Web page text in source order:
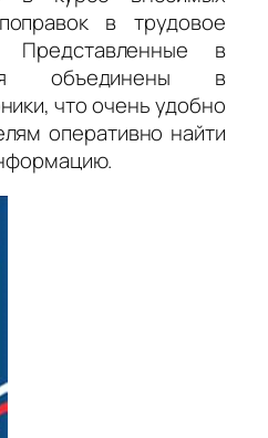
в трудовое
Представленные в
объединены в
что очень удобно
оперативно найти